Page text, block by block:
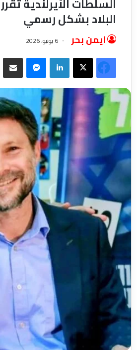
البلاد بشكل رسمي
ايمن بحر 6 يونيو، 2026
فيسبوك‫X لينكدإن ماسنجر